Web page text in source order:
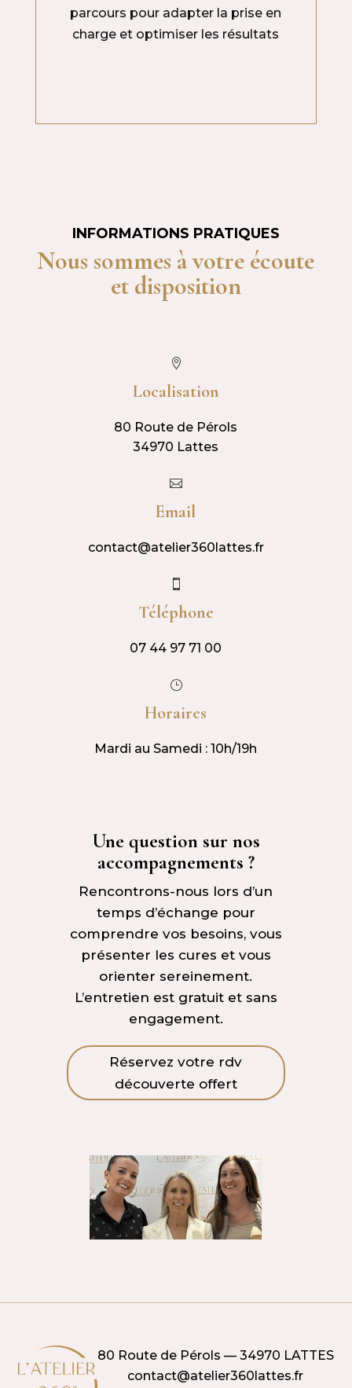
parcours pour adapter la prise en
charge et optimiser les résultats
INFORMATIONS PRATIQUES
Nous sommes à votre écoute
et disposition

Localisation
80 Route de Pérols
34970 Lattes

Email
contact@atelier360lattes.fr

Téléphone
07 44 97 71 00
}
Horaires
Mardi au Samedi : 10h/19h
Une question sur nos
accompagnements ?
Rencontrons-nous lors d’un
temps d’échange pour
comprendre vos besoins, vous
présenter les cures et vous
orienter sereinement.
L’entretien est gratuit et sans
engagement.
Réservez votre rdv
découverte offert
80 Route de Pérols — 34970 LATTES
contact@atelier360lattes.fr